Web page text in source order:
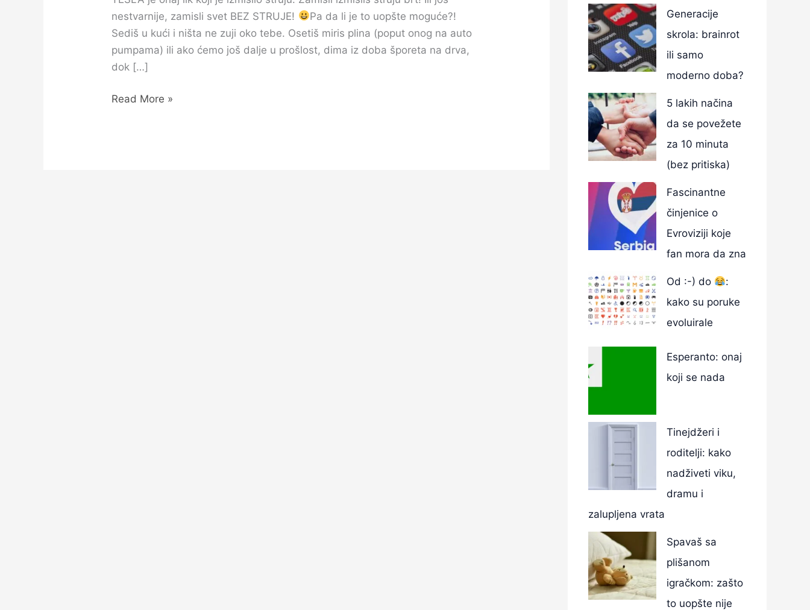
nestvarnije, zamisli svet BEZ STRUJE!
Pa da li je to uopšte moguće?!
Sediš u kući i ništa ne zuji oko tebe. Osetiš miris plina (poput onog na auto
pumpama) ili ako ćemo još dalje u prošlost, dima iz doba šporeta na drva,
dok […]
Read More »
Generacije
skrola: brainrot
ili samo
moderno doba?
5 lakih načina
da se povežete
za 10 minuta
(bez pritiska)
Fascinantne
činjenice o
Evroviziji koje
fan mora da zna
Od :-) do
:
kako su poruke
evoluirale
Esperanto: onaj
koji se nada
Tinejdžeri i
roditelji: kako
nadživeti viku,
dramu i
zalupljena vrata
Spavaš sa
plišanom
igračkom: zašto
to uopšte nije